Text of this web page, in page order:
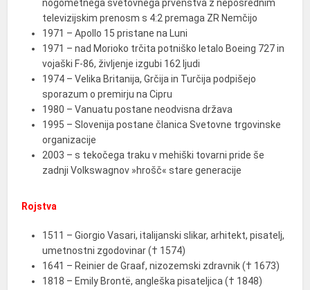
nogometnega svetovnega prvenstva z neposrednim
televizijskim prenosm s 4:2 premaga ZR Nemčijo
1971 – Apollo 15 pristane na Luni
1971 – nad Morioko trčita potniško letalo Boeing 727 in
vojaški F-86, življenje izgubi 162 ljudi
1974 – Velika Britanija, Grčija in Turčija podpišejo
sporazum o premirju na Cipru
1980 – Vanuatu postane neodvisna država
1995 – Slovenija postane članica Svetovne trgovinske
organizacije
2003 – s tekočega traku v mehiški tovarni pride še
zadnji Volkswagnov »hrošč« stare generacije
Rojstva
1511 – Giorgio Vasari, italijanski slikar, arhitekt, pisatelj,
umetnostni zgodovinar († 1574)
1641 – Reinier de Graaf, nizozemski zdravnik († 1673)
1818 – Emily Brontë, angleška pisateljica († 1848)